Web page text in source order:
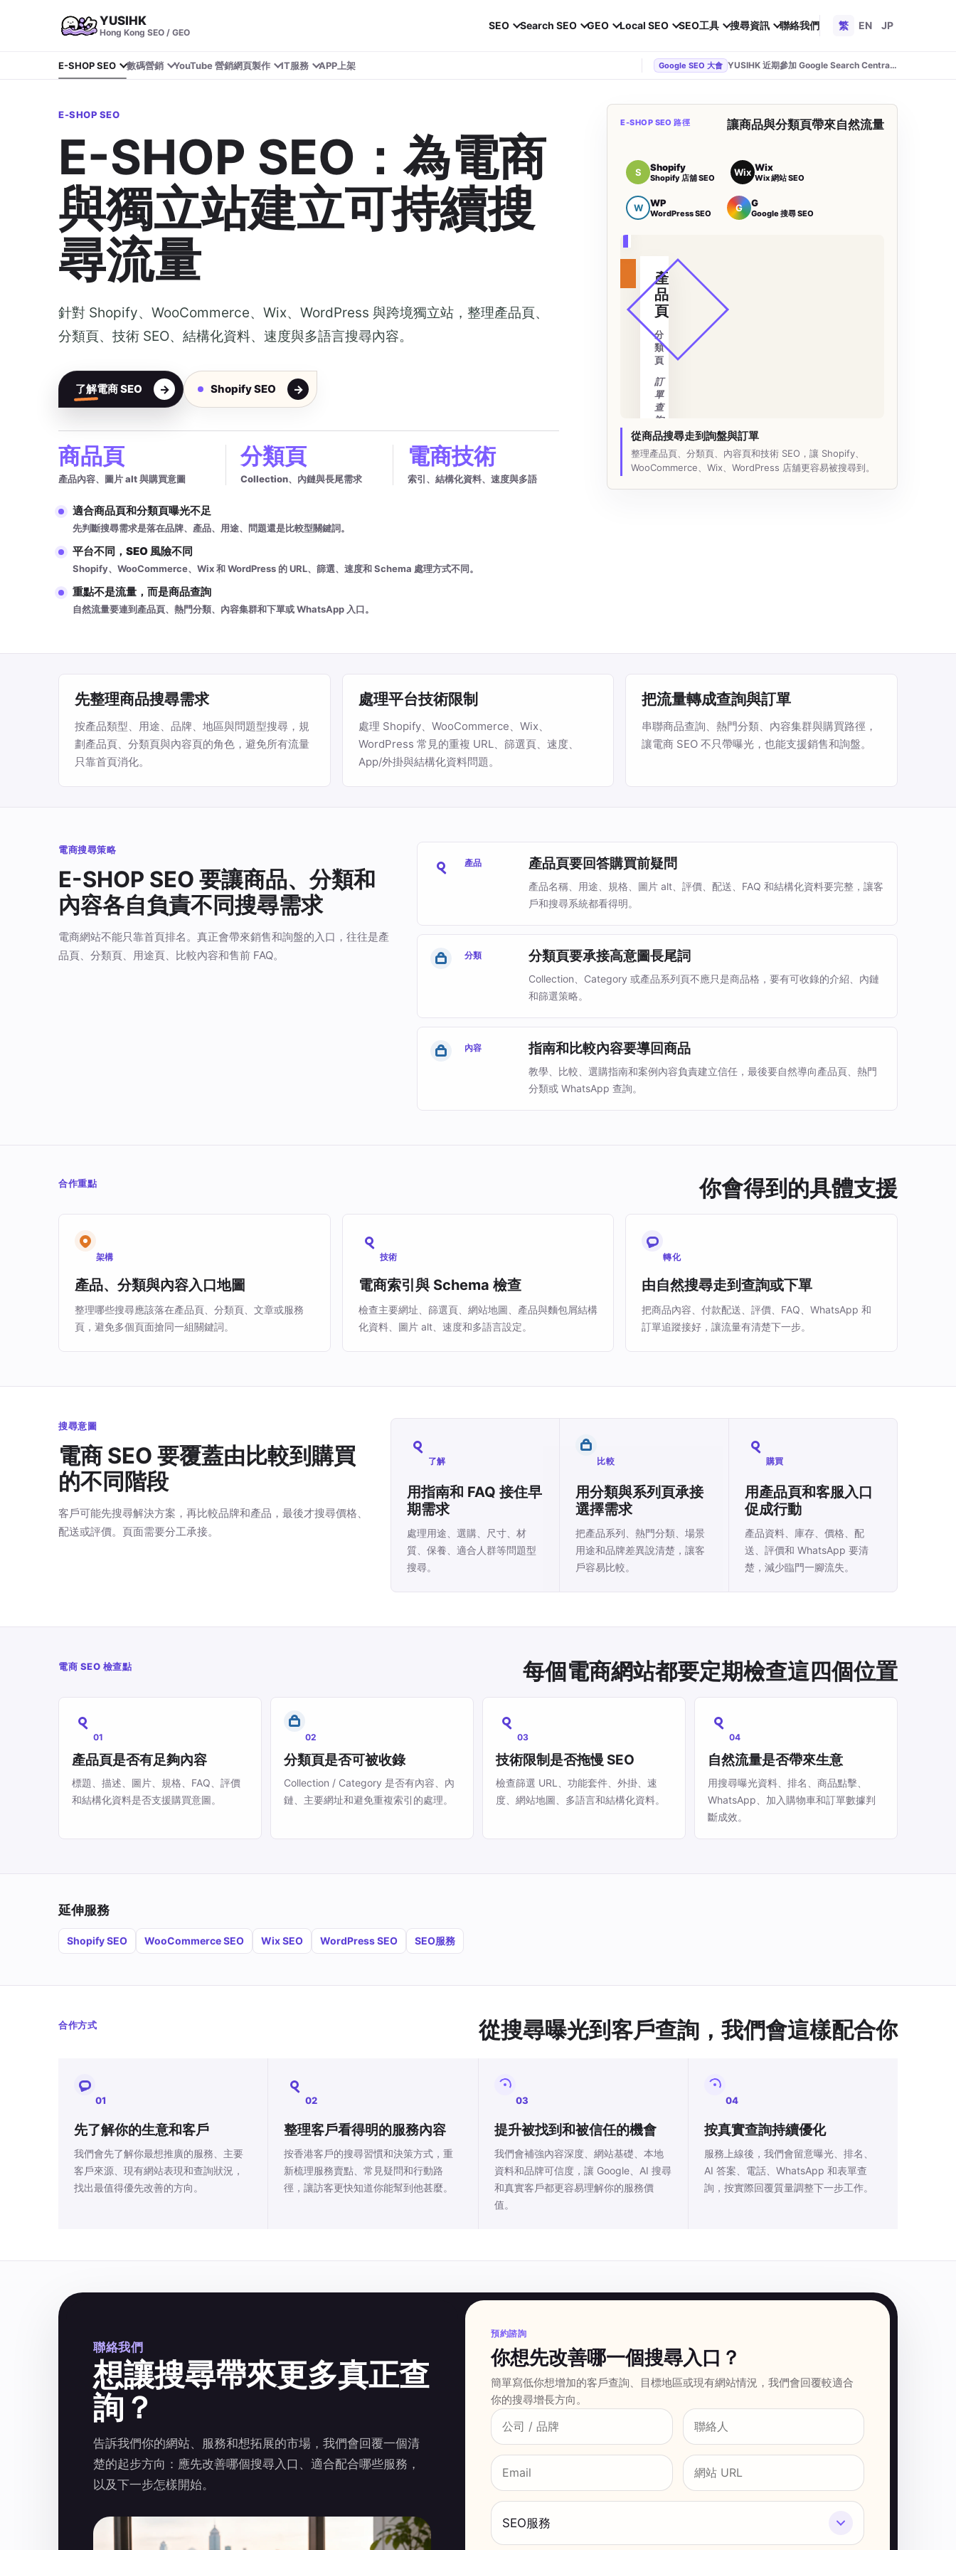
YUSIHK
Hong Kong SEO / GEO
SEO Search SEO GEO Local SEO SEO工具 搜尋資訊 聯絡我們 繁 EN JP
E-SHOP SEO 數碼營銷 YouTube 營銷網頁製作 IT服務 APP上架 Google SEO 大會 YUSIHK 近期參加 Google Search Central Live
E-SHOP SEO
E-SHOP SEO：為電商
與獨立站建立可持續搜
尋流量
針對 Shopify、WooCommerce、Wix、WordPress 與跨境獨立站，整理產品頁、
分類頁、技術 SEO、結構化資料、速度與多語言搜尋內容。
了解電商 SEO Shopify SEO
商品頁
產品內容、圖片 alt 與購買意圖
分類頁
Collection、內鏈與長尾需求
電商技術
索引、結構化資料、速度與多語
適合商品頁和分類頁曝光不足
先判斷搜尋需求是落在品牌、產品、用途、問題還是比較型關鍵詞。
平台不同，SEO 風險不同
Shopify、WooCommerce、Wix 和 WordPress 的 URL、篩選、速度和 Schema 處理方式不同。
重點不是流量，而是商品查詢
自然流量要連到產品頁、熱門分類、內容集群和下單或 WhatsApp 入口。
E-SHOP SEO 路徑 讓商品與分類頁帶來自然流量
S Shopify
Shopify 店舖 SEO Wix Wix
Wix 網站 SEO
W WP
WordPress SEO G G
Google 搜尋 SEO
產
品
頁
分
類
頁
訂
單
查
詢
從商品搜尋走到詢盤與訂單
整理產品頁、分類頁、內容頁和技術 SEO，讓 Shopify、
WooCommerce、Wix、WordPress 店舖更容易被搜尋到。
先整理商品搜尋需求
按產品類型、用途、品牌、地區與問題型搜尋，規
劃產品頁、分類頁與內容頁的角色，避免所有流量
只靠首頁消化。
處理平台技術限制
處理 Shopify、WooCommerce、Wix、
WordPress 常見的重複 URL、篩選頁、速度、
App/外掛與結構化資料問題。
把流量轉成查詢與訂單
串聯商品查詢、熱門分類、內容集群與購買路徑，
讓電商 SEO 不只帶曝光，也能支援銷售和詢盤。
電商搜尋策略
E-SHOP SEO 要讓商品、分類和
內容各自負責不同搜尋需求
電商網站不能只靠首頁排名。真正會帶來銷售和詢盤的入口，往往是產
品頁、分類頁、用途頁、比較內容和售前 FAQ。
產品 產品頁要回答購買前疑問
產品名稱、用途、規格、圖片 alt、評價、配送、FAQ 和結構化資料要完整，讓客
戶和搜尋系統都看得明。
分類 分類頁要承接高意圖長尾詞
Collection、Category 或產品系列頁不應只是商品格，要有可收錄的介紹、內鏈
和篩選策略。
內容 指南和比較內容要導回商品
教學、比較、選購指南和案例內容負責建立信任，最後要自然導向產品頁、熱門
分類或 WhatsApp 查詢。
合作重點 你會得到的具體支援
架構
產品、分類與內容入口地圖
整理哪些搜尋應該落在產品頁、分類頁、文章或服務
頁，避免多個頁面搶同一組關鍵詞。
技術
電商索引與 Schema 檢查
檢查主要網址、篩選頁、網站地圖、產品與麵包屑結構
化資料、圖片 alt、速度和多語言設定。
轉化
由自然搜尋走到查詢或下單
把商品內容、付款配送、評價、FAQ、WhatsApp 和
訂單追蹤接好，讓流量有清楚下一步。
搜尋意圖
電商 SEO 要覆蓋由比較到購買
的不同階段
客戶可能先搜尋解決方案，再比較品牌和產品，最後才搜尋價格、
配送或評價。頁面需要分工承接。
了解
用指南和 FAQ 接住早
期需求
處理用途、選購、尺寸、材
質、保養、適合人群等問題型
搜尋。
比較
用分類與系列頁承接
選擇需求
把產品系列、熱門分類、場景
用途和品牌差異說清楚，讓客
戶容易比較。
購買
用產品頁和客服入口
促成行動
產品資料、庫存、價格、配
送、評價和 WhatsApp 要清
楚，減少臨門一腳流失。
電商 SEO 檢查點 每個電商網站都要定期檢查這四個位置
01
產品頁是否有足夠內容
標題、描述、圖片、規格、FAQ、評價
和結構化資料是否支援購買意圖。
02
分類頁是否可被收錄
Collection / Category 是否有內容、內
鏈、主要網址和避免重複索引的處理。
03
技術限制是否拖慢 SEO
檢查篩選 URL、功能套件、外掛、速
度、網站地圖、多語言和結構化資料。
04
自然流量是否帶來生意
用搜尋曝光資料、排名、商品點擊、
WhatsApp、加入購物車和訂單數據判
斷成效。
延伸服務
Shopify SEO WooCommerce SEO Wix SEO WordPress SEO SEO服務
合作方式 從搜尋曝光到客戶查詢，我們會這樣配合你
01
先了解你的生意和客戶
我們會先了解你最想推廣的服務、主要
客戶來源、現有網站表現和查詢狀況，
找出最值得優先改善的方向。
02
整理客戶看得明的服務內容
按香港客戶的搜尋習慣和決策方式，重
新梳理服務賣點、常見疑問和行動路
徑，讓訪客更快知道你能幫到他甚麼。
03
提升被找到和被信任的機會
我們會補強內容深度、網站基礎、本地
資料和品牌可信度，讓 Google、AI 搜尋
和真實客戶都更容易理解你的服務價
值。
04
按真實查詢持續優化
服務上線後，我們會留意曝光、排名、
AI 答案、電話、WhatsApp 和表單查
詢，按實際回覆質量調整下一步工作。
聯絡我們
想讓搜尋帶來更多真正查
詢？
告訴我們你的網站、服務和想拓展的市場，我們會回覆一個清
楚的起步方向：應先改善哪個搜尋入口、適合配合哪些服務，
以及下一步怎樣開始。
預約諮詢
你想先改善哪一個搜尋入口？
簡單寫低你想增加的客戶查詢、目標地區或現有網站情況，我們會回覆較適合
你的搜尋增長方向。
SEO服務